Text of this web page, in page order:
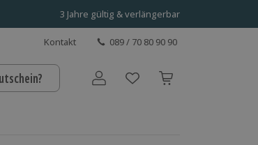
3 Jahre gültig & verlängerbar
Kontakt 089 / 70 80 90 90
Benutzerkonto